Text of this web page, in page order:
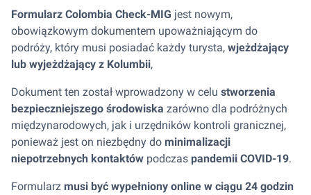
Formularz Colombia Check-MIG jest nowym,
obowiązkowym dokumentem upoważniającym do
podróży, który musi posiadać każdy turysta, wjeżdżający
lub wyjeżdżający z Kolumbii,
Dokument ten został wprowadzony w celu stworzenia
bezpieczniejszego środowiska zarówno dla podróżnych
międzynarodowych, jak i urzędników kontroli granicznej,
ponieważ jest on niezbędny do minimalizacji
niepotrzebnych kontaktów podczas pandemii COVID-19.
Formularz musi być wypełniony online w ciągu 24 godzin